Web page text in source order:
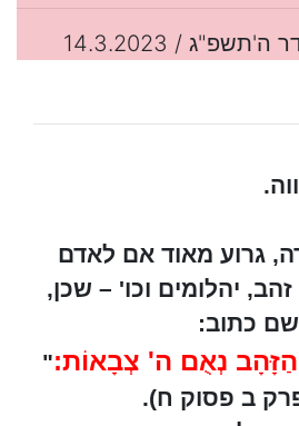
/ 14.3.2023
גרוע מאוד אם לאדם
יהלומים וכו' – שכן,
כתוב:
הַזָּהָב נְאֻם ה' צְבָאוֹת:"
ב פסוק ח).